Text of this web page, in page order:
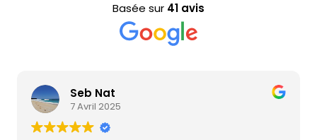
Basée sur 41 avis
Seb Nat
7 Avril 2025